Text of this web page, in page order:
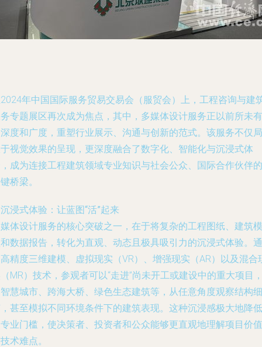
年中国国际服务贸易交易会（服贸会）上，工程咨询与建
专题展区再次成为焦点，其中，多媒体设计服务正以前所未有
度和广度，重塑行业展示、沟通与创新的范式。该服务不仅局
视觉效果的呈现，更深度融合了数字化、智能化与沉浸式体
成为连接工程建筑领域专业知识与社会公众、国际合作伙伴的
桥梁。
浸式体验：让蓝图“活”起来
体设计服务的核心突破之一，在于将复杂的工程图纸、建筑模
数据报告，转化为直观、动态且极具吸引力的沉浸式体验。通
精度三维建模、虚拟现实（VR）、增强现实（AR）以及混合
MR）技术，参观者可以“走进”尚未开工或建设中的重大项目
慧城市、跨海大桥、绿色生态建筑等，从任意角度观察结构细
甚至模拟不同环境条件下的建筑表现。这种沉浸感极大地降低
业门槛，使决策者、投资者和公众能够更直观地理解项目价值
术难点。